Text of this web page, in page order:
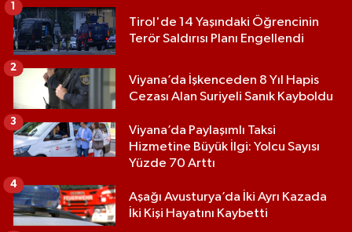
Tirol'de 14 Yaşındaki Öğrencinin
Terör Saldırısı Planı Engellendi
1
Viyana’da İşkenceden 8 Yıl Hapis
Cezası Alan Suriyeli Sanık Kayboldu
2
Viyana’da Paylaşımlı Taksi
Hizmetine Büyük İlgi: Yolcu Sayısı
Yüzde 70 Arttı
3
Aşağı Avusturya’da İki Ayrı Kazada
İki Kişi Hayatını Kaybetti
4